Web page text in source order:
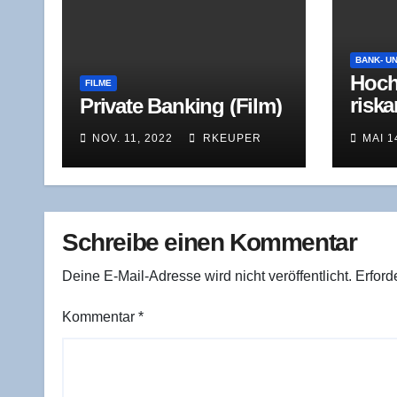
FILME
Pri­va­te Ban­king (Film)
NOV. 11, 2022 RKEUPER
BANK-
MAI
Schreibe einen Kommentar
Deine E-Mail-Adresse wird nicht veröffentlicht.
Kommentar *